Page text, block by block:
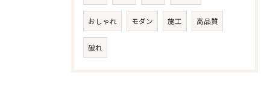
おしゃれ モダン 施工 高品質
破れ